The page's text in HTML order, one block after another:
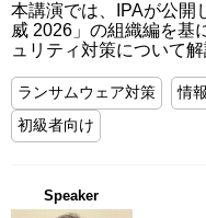
本講演では、IPAが公開
威 2026」の組織編を基
ュリティ対策について解
ランサムウェア対策 情
初級者向け
Speaker